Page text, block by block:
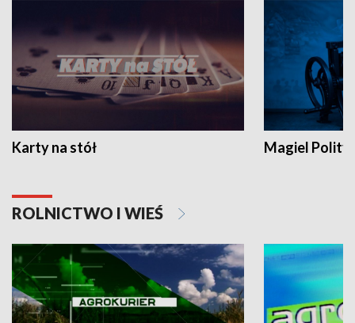
Karty na stół Magiel
ROLNICTWO I WIEŚ